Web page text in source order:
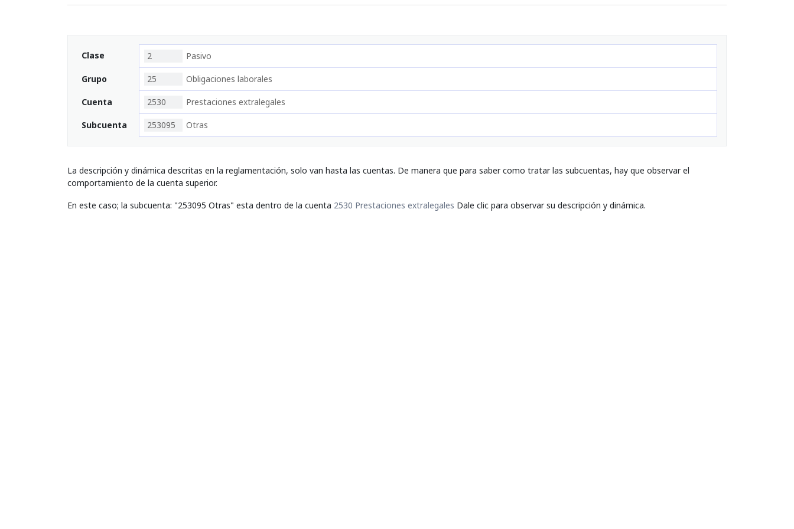
Clase 2 Pasivo
Grupo 25 Obligaciones laborales
Cuenta 2530 Prestaciones extralegales
Subcuenta 253095 Otras
La descripción y dinámica descritas en la reglamentación, solo van hasta las cuentas. De manera que para saber como tratar las subcuentas, hay que observar el
comportamiento de la cuenta superior.
En este caso; la subcuenta: "253095 Otras" esta dentro de la cuenta 2530 Prestaciones extralegales Dale clic para observar su descripción y dinámica.